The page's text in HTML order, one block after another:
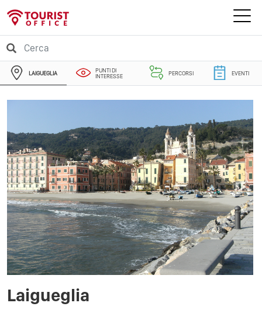
LAIGUEGLIA
PUNTI DI
INTERESSE
PERCORSI EVENTI
Laigueglia